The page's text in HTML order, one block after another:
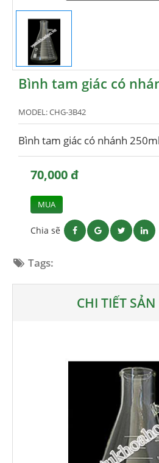
Bình tam giác có
MODEL:CHG-3B42
Bình tam giác có nhánh 250ml
70,000 đ
MUA
Chia sẽ
Tags:
CHI TIẾT